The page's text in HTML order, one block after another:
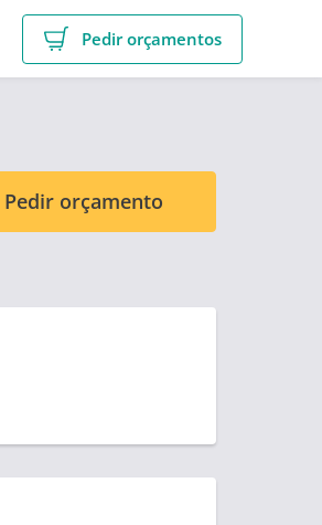
Pedir orçamentos
Pedir orçamento